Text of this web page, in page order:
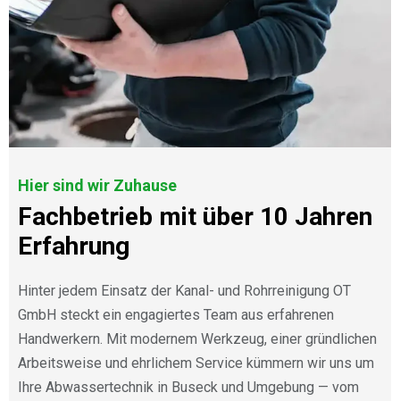
Hier sind wir Zuhause
Fachbetrieb mit über 10 Jahren
Erfahrung
Hinter jedem Einsatz der Kanal- und Rohrreinigung OT
GmbH steckt ein engagiertes Team aus erfahrenen
Handwerkern. Mit modernem Werkzeug, einer gründlichen
Arbeitsweise und ehrlichem Service kümmern wir uns um
Ihre Abwassertechnik in Buseck und Umgebung — vom